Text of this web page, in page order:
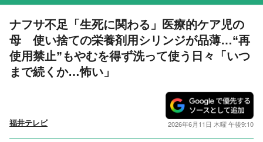
ナフサ不足「生死に関わる」医療的ケア児の
母 使い捨ての栄養剤用シリンジが品薄…“再
使用禁止”もやむを得ず洗って使う日々「いつ
まで続くか…怖い」
福井テレビ 2026年6月11日 木曜 午後9:10